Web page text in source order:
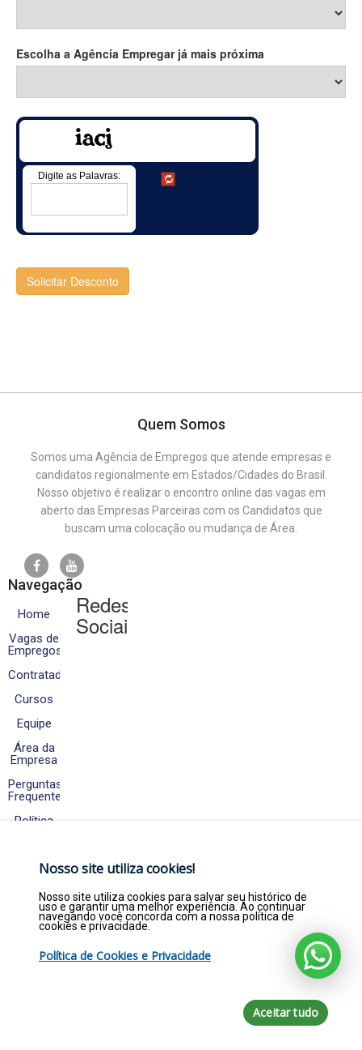
Escolha a Agência Empregar já mais próxima
Digite as Palavras:
Solicitar Desconto
Quem Somos
Somos uma Agência de Empregos que atende empresas e
candidatos regionalmente em Estados/Cidades do Brasil.
Nosso objetivo é realizar o encontro online das vagas em
aberto das Empresas Parceiras com os Candidatos que
buscam uma colocação ou mudança de Área.
Navegação
Home
Vagas de
Empregos
Contratados
Cursos
Equipe
Área da
Empresa
Perguntas
Frequentes
Política
Privacidade
Fale
Conosco
Redes
Sociais
Copyright © 2026. Empregar Já Estágios e
Efetivos LTDA - CNPJ 22.369.844/0001-47 - Todos
direitos reservados por empregarja.com
Nosso site utiliza cookies!
Nosso site utiliza cookies para salvar seu histórico de
uso e garantir uma melhor experiência. Ao continuar
navegando você concorda com a nossa política de
cookies e privacidade.
Política de Cookies e Privacidade
Aceitar tudo